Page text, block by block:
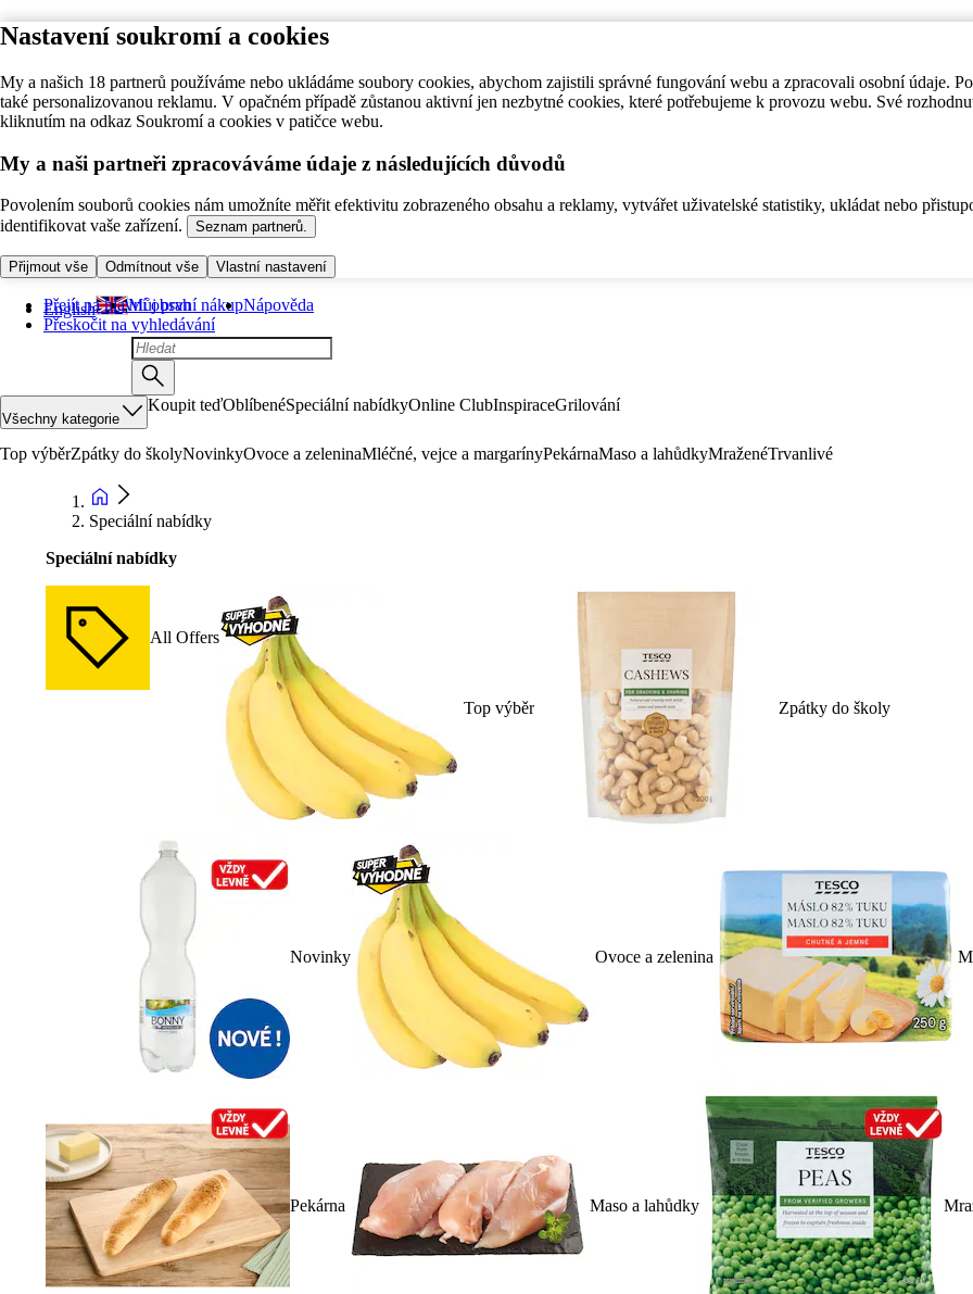
Nastavení soukromí a cookies
My a našich 18 partnerů používáme nebo ukládáme soubory cookies, abychom zajistili správné fungování webu a zpracovali osobní údaje.
také personalizovanou reklamu. V opačném případě zůstanou aktivní jen nezbytné cookies, které potřebujeme k provozu webu. Své
kliknutím na odkaz Soukromí a cookies v patičce webu.
My a naši partneři zpracováváme údaje z následujících důvodů
Povolením souborů cookies nám umožníte měřit efektivitu zobrazeného obsahu a reklamy, vytvářet uživatelské statistiky, ukládat nebo
identifikovat vaše zařízení.
Seznam partnerů.
Přijmout vše Odmítnout vše Vlastní nastavení
Přejít na hlavní obsah
Přeskočit na vyhledávání
English Můj první nákupNápověda
Všechny kategorie
Koupit teďOblíbenéSpeciální nabídkyOnline ClubInspiraceGrilování
Top výběrZpátky do školyNovinkyOvoce a zeleninaMléčné, vejce a margarínyPekárnaMaso a lahůdkyMraženéTrvanlivé
Speciální nabídky
Speciální nabídky
All Offers
Top výběr Zpátky do školy
Novinky Ovoce a zelenina
Pekárna Maso a lahůdky